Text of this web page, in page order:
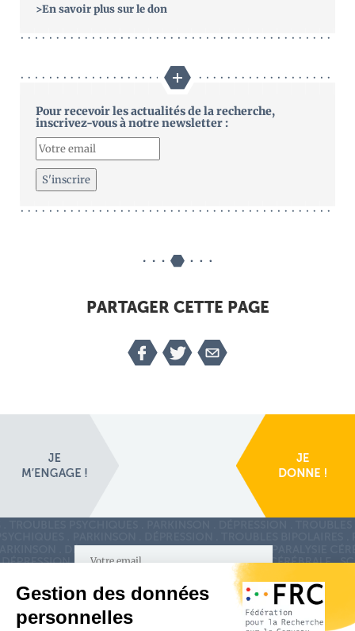
>En savoir plus sur le don
Pour recevoir les actualités de la recherche,
inscrivez-vous à notre newsletter :
PARTAGER CETTE PAGE
S'inscrire à la newsletter